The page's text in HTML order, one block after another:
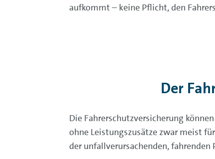
aufkommt – keine Pflicht, den
Der
Die Fahrerschutzversicherung
ohne Leistungszusätze zwar meist
der unfallverursachenden, fahrenden